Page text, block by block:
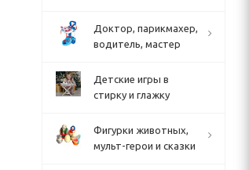
Доктор, парикмахер,
водитель, мастер
Детские игры в
стирку и глажку
Фигурки животных,
мульт-герои и сказки